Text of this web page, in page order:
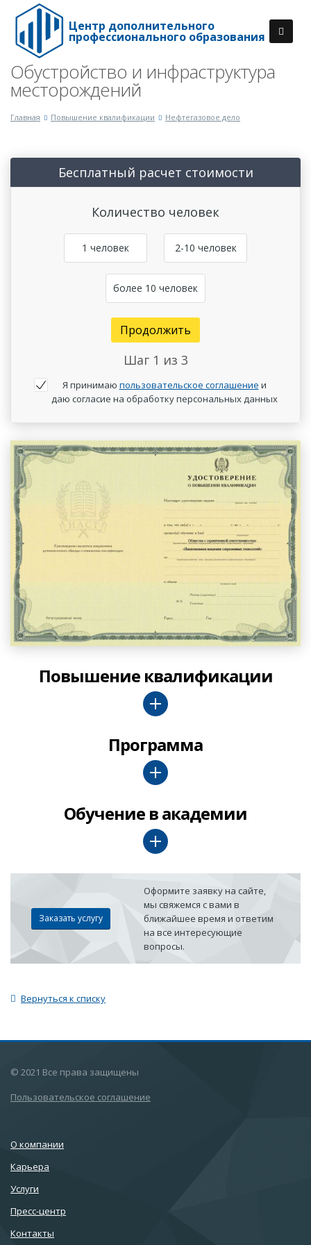
Центр дополнительного
профессионального образования
Обустройство и инфраструктура
месторождений
Главная Повышение квалификации Нефтегазовое дело
Бесплатный расчет стоимости
Количество человек
1 человек 2-10 человек
более 10 человек
Продолжить
Шаг 1 из 3
Я принимаю пользовательское соглашение и
даю согласие на обработку персональных данных
Повышение квалификации
Программа
Обучение в академии
Заказать услугу
Оформите заявку на сайте,
мы свяжемся с вами в
ближайшее время и ответим
на все интересующие
вопросы.
Вернуться к списку
© 2021 Все права защищены
Пользовательское соглашение
О компании
Карьера
Услуги
Пресс-центр
Контакты